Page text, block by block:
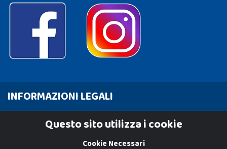
INFORMAZIONI LEGALI
Cookie PolicyQuesto sito utilizza i cookie
Cookie Necessari